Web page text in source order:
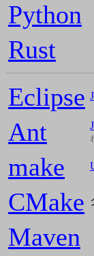
Python
Rust
Eclipse
Ant
make
CMake
Maven